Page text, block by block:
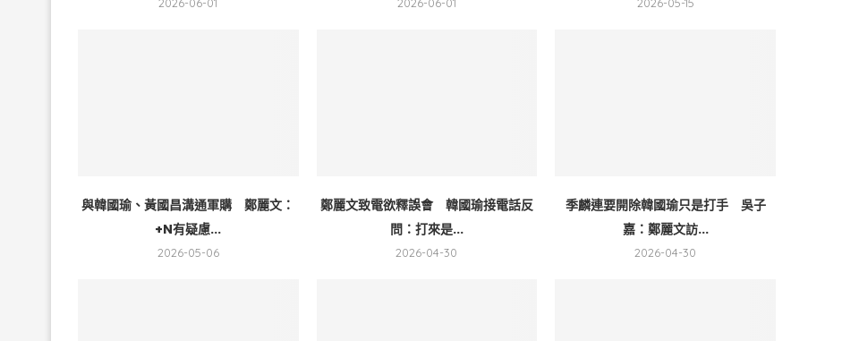
與韓國瑜、黃國昌溝通軍購 鄭麗文：
+N有疑慮...
2026-05-06
鄭麗文致電欲釋誤會 韓國瑜接電話反
問：打來是...
2026-04-30
季麟連要開除韓國瑜只是打手 吳子
嘉：鄭麗文訪...
2026-04-30